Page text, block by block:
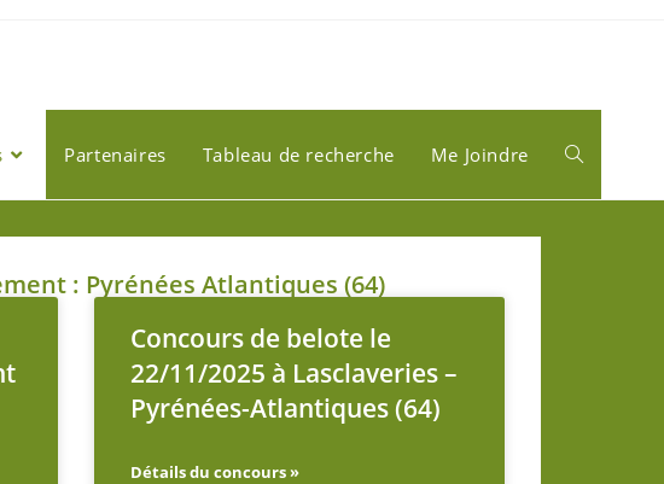
Partenaires Tableau de recherche Me Joindre
: Pyrénées Atlantiques (64)
Concours de belote le
22/11/2025 à Lasclaveries –
Pyrénées-Atlantiques (64)
Détails du concours »